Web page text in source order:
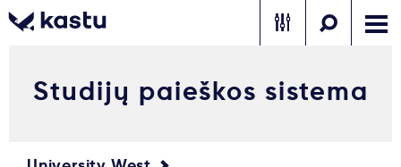
Skambink
Nemokamos
Kontaktai
Studijų paieškos sistema